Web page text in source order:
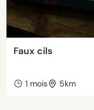
Faux cils
1 mois 5km